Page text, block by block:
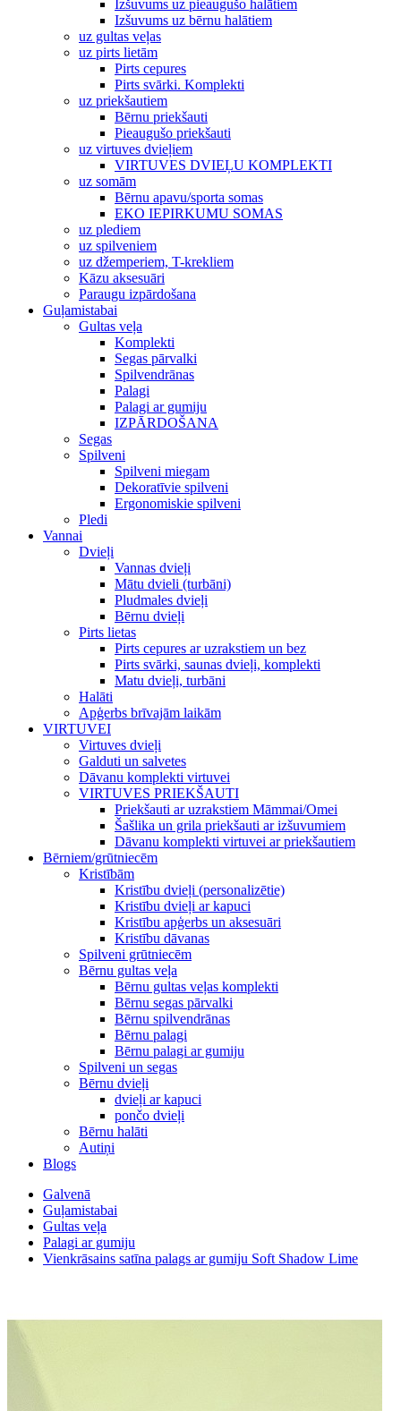
Izšuvums uz pieaugušo halātiem
Izšuvums uz bērnu halātiem
uz gultas veļas
uz pirts lietām
Pirts cepures
Pirts svārki. Komplekti
uz priekšautiem
Bērnu priekšauti
Pieaugušo priekšauti
uz virtuves dvieļiem
VIRTUVES DVIEĻU KOMPLEKTI
uz somām
Bērnu apavu/sporta somas
EKO IEPIRKUMU SOMAS
uz plediem
uz spilveniem
uz džemperiem, T-krekliem
Kāzu aksesuāri
Paraugu izpārdošana
Guļamistabai
Gultas veļa
Komplekti
Segas pārvalki
Spilvendrānas
Palagi
Palagi ar gumiju
IZPĀRDOŠANA
Segas
Spilveni
Spilveni miegam
Dekoratīvie spilveni
Ergonomiskie spilveni
Pledi
Vannai
Dvieļi
Vannas dvieļi
Mātu dvieli (turbāni)
Pludmales dvieļi
Bērnu dvieļi
Pirts lietas
Pirts cepures ar uzrakstiem un bez
Pirts svārki, saunas dvieļi, komplekti
Matu dvieļi, turbāni
Halāti
Apģerbs brīvajām laikām
VIRTUVEI
Virtuves dvieļi
Galduti un salvetes
Dāvanu komplekti virtuvei
VIRTUVES PRIEKŠAUTI
Priekšauti ar uzrakstiem Māmmai/Omei
Šašlika un grila priekšauti ar izšuvumiem
Dāvanu komplekti virtuvei ar priekšautiem
Bērniem/grūtniecēm
Kristībām
Kristību dvieļi (personalizētie)
Kristību dvieļi ar kapuci
Kristību apģerbs un aksesuāri
Kristību dāvanas
Spilveni grūtniecēm
Bērnu gultas veļa
Bērnu gultas veļas komplekti
Bērnu segas pārvalki
Bērnu spilvendrānas
Bērnu palagi
Bērnu palagi ar gumiju
Spilveni un segas
Bērnu dvieļi
dvieļi ar kapuci
pončo dvieļi
Bērnu halāti
Autiņi
Blogs
Galvenā
Guļamistabai
Gultas veļa
Palagi ar gumiju
Vienkrāsains satīna palags ar gumiju Soft Shadow Lime